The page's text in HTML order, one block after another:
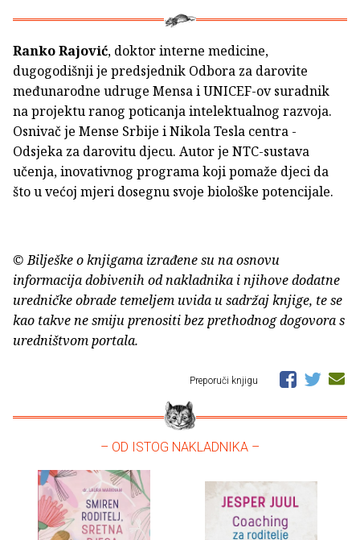
Ranko Rajović, doktor interne medicine,
dugogodišnji je predsjednik Odbora za darovite
međunarodne udruge Mensa i UNICEF-ov suradnik
na projektu ranog poticanja intelektualnog razvoja.
Osnivač je Mense Srbije i Nikola Tesla centra -
Odsjeka za darovitu djecu. Autor je NTC-sustava
učenja, inovativnog programa koji pomaže djeci da
što u većoj mjeri dosegnu svoje biološke potencijale.
© Bilješke o knjigama izrađene su na osnovu
informacija dobivenih od nakladnika i njihove dodatne
uredničke obrade temeljem uvida u sadržaj knjige, te se
kao takve ne smiju prenositi bez prethodnog dogovora s
uredništvom portala.
Preporuči knjigu
– OD ISTOG NAKLADNIKA –